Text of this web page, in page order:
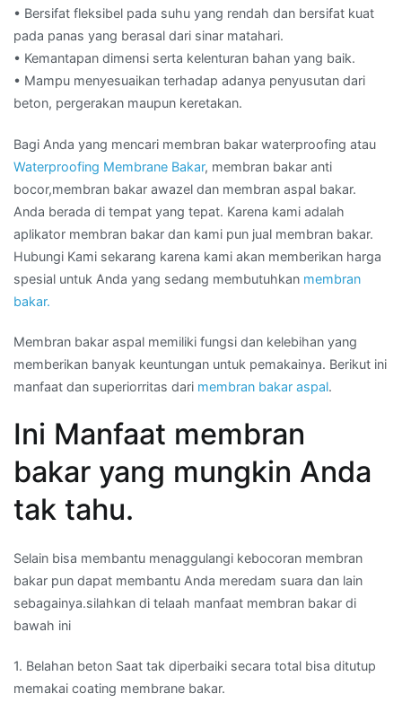
• Bersifat fleksibel pada suhu yang rendah dan bersifat kuat
pada panas yang berasal dari sinar matahari.
• Kemantapan dimensi serta kelenturan bahan yang baik.
• Mampu menyesuaikan terhadap adanya penyusutan dari
beton, pergerakan maupun keretakan.
Bagi Anda yang mencari membran bakar waterproofing atau
Waterproofing Membrane Bakar, membran bakar anti
bocor,membran bakar awazel dan membran aspal bakar.
Anda berada di tempat yang tepat. Karena kami adalah
aplikator membran bakar dan kami pun jual membran bakar.
Hubungi Kami sekarang karena kami akan memberikan harga
spesial untuk Anda yang sedang membutuhkan membran
bakar.
Membran bakar aspal memiliki fungsi dan kelebihan yang
memberikan banyak keuntungan untuk pemakainya. Berikut ini
manfaat dan superiorritas dari membran bakar aspal.
Ini Manfaat membran
bakar yang mungkin Anda
tak tahu.
Selain bisa membantu menaggulangi kebocoran membran
bakar pun dapat membantu Anda meredam suara dan lain
sebagainya.silahkan di telaah manfaat membran bakar di
bawah ini
1. Belahan beton Saat tak diperbaiki secara total bisa ditutup
memakai coating membrane bakar.